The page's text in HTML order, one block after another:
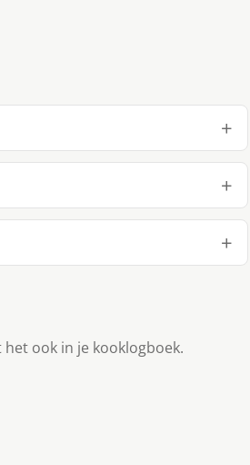
ook in je kooklogboek.